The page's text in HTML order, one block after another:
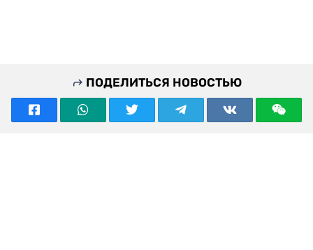
ПОДЕЛИТЬСЯ НОВОСТЬЮ